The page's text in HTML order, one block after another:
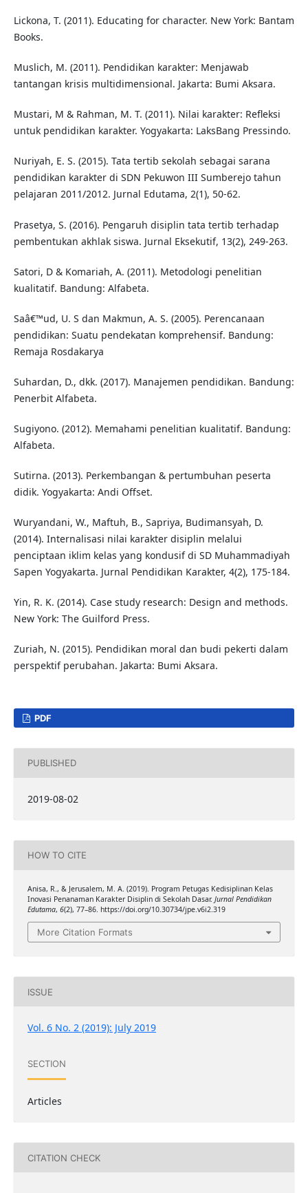
Lickona, T. (2011). Educating for character. New York: Bantam
Books.
Muslich, M. (2011). Pendidikan karakter: Menjawab
tantangan krisis multidimensional. Jakarta: Bumi Aksara.
Mustari, M & Rahman, M. T. (2011). Nilai karakter: Refleksi
untuk pendidikan karakter. Yogyakarta: LaksBang Pressindo.
Nuriyah, E. S. (2015). Tata tertib sekolah sebagai sarana
pendidikan karakter di SDN Pekuwon III Sumberejo tahun
pelajaran 2011/2012. Jurnal Edutama, 2(1), 50-62.
Prasetya, S. (2016). Pengaruh disiplin tata tertib terhadap
pembentukan akhlak siswa. Jurnal Eksekutif, 13(2), 249-263.
Satori, D & Komariah, A. (2011). Metodologi penelitian
kualitatif. Bandung: Alfabeta.
Saâ€™ud, U. S dan Makmun, A. S. (2005). Perencanaan
pendidikan: Suatu pendekatan komprehensif. Bandung:
Remaja Rosdakarya
Suhardan, D., dkk. (2017). Manajemen pendidikan. Bandung:
Penerbit Alfabeta.
Sugiyono. (2012). Memahami penelitian kualitatif. Bandung:
Alfabeta.
Sutirna. (2013). Perkembangan & pertumbuhan peserta
didik. Yogyakarta: Andi Offset.
Wuryandani, W., Maftuh, B., Sapriya, Budimansyah, D.
(2014). Internalisasi nilai karakter disiplin melalui
penciptaan iklim kelas yang kondusif di SD Muhammadiyah
Sapen Yogyakarta. Jurnal Pendidikan Karakter, 4(2), 175-184.
Yin, R. K. (2014). Case study research: Design and methods.
New York: The Guilford Press.
Zuriah, N. (2015). Pendidikan moral dan budi pekerti dalam
perspektif perubahan. Jakarta: Bumi Aksara.
PDF
PUBLISHED
2019-08-02
HOW TO CITE
Anisa, R., & Jerusalem, M. A. (2019). Program Petugas Kedisiplinan Kelas
Inovasi Penanaman Karakter Disiplin di Sekolah Dasar. Jurnal Pendidikan
Edutama, 6(2), 77–86. https://doi.org/10.30734/jpe.v6i2.319
More Citation Formats
ISSUE
Vol. 6 No. 2 (2019): July 2019
SECTION
Articles
CITATION CHECK